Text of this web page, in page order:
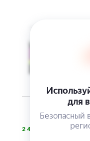
Капсулы для мужчин
Man's Power+
2 490